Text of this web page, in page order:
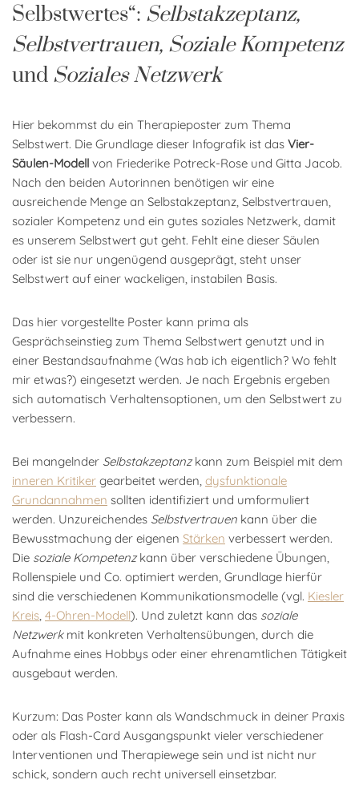
Selbstwertes“: Selbstakzeptanz,
Selbstvertrauen, Soziale Kompetenz
und Soziales Netzwerk
Hier bekommst du ein Therapieposter zum Thema
Selbstwert. Die Grundlage dieser Infografik ist das Vier-
Säulen-Modell von Friederike Potreck-Rose und Gitta Jacob.
Nach den beiden Autorinnen benötigen wir eine
ausreichende Menge an Selbstakzeptanz, Selbstvertrauen,
sozialer Kompetenz und ein gutes soziales Netzwerk, damit
es unserem Selbstwert gut geht. Fehlt eine dieser Säulen
oder ist sie nur ungenügend ausgeprägt, steht unser
Selbstwert auf einer wackeligen, instabilen Basis.
Das hier vorgestellte Poster kann prima als
Gesprächseinstieg zum Thema Selbstwert genutzt und in
einer Bestandsaufnahme (Was hab ich eigentlich? Wo fehlt
mir etwas?) eingesetzt werden. Je nach Ergebnis ergeben
sich automatisch Verhaltensoptionen, um den Selbstwert zu
verbessern.
Bei mangelnder Selbstakzeptanzkann zum Beispiel mit dem
inneren Kritiker gearbeitet werden, dysfunktionale
Grundannahmen sollten identifiziert und umformuliert
werden. Unzureichendes Selbstvertrauen kann über die
Bewusstmachung der eigenen Stärken verbessert werden.
Die soziale Kompetenzkann über verschiedene Übungen,
Rollenspiele und Co. optimiert werden, Grundlage hierfür
sind die verschiedenen Kommunikationsmodelle (vgl. Kiesler
Kreis, 4-Ohren-Modell). Und zuletzt kann das soziale
Netzwerkmit konkreten Verhaltensübungen, durch die
Aufnahme eines Hobbys oder einer ehrenamtlichen Tätigkeit
ausgebaut werden.
Kurzum: Das Poster kann als Wandschmuck in deiner Praxis
oder als Flash-Card Ausgangspunkt vieler verschiedener
Interventionen und Therapiewege sein und ist nicht nur
schick, sondern auch recht universell einsetzbar.